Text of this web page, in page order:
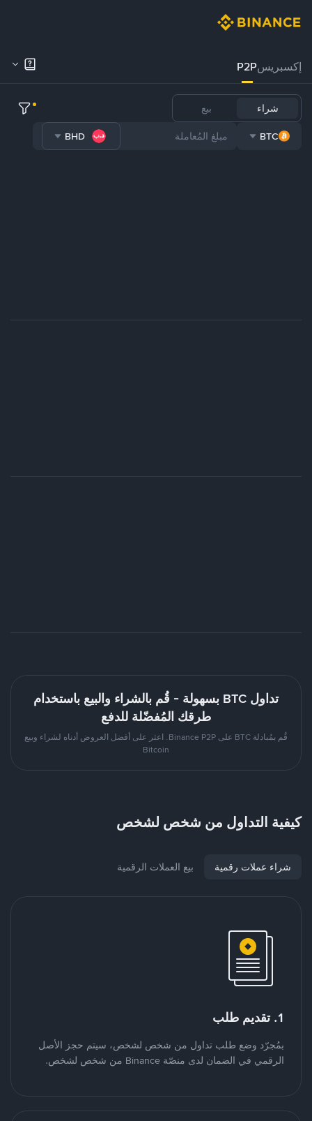
إكسبريسP2P
شراء بيع
BTC
BHD
تداول BTC بسهولة - قُم بالشراء والبيع باستخدام
طرقك المُفضّلة للدفع
قُم بمُبادلة BTC على Binance P2P. اعثر على أفضل العروض أدناه لشراء وبيع
Bitcoin
كيفية التداول من شخص لشخص
شراء عملات رقمية بيع العملات الرقمية
1. تقديم طلب
بمُجرّد وضع طلب تداول من شخص لشخص، سيتم حجز الأصل
الرقمي في الضمان لدى منصّة Binance من شخص لشخص.